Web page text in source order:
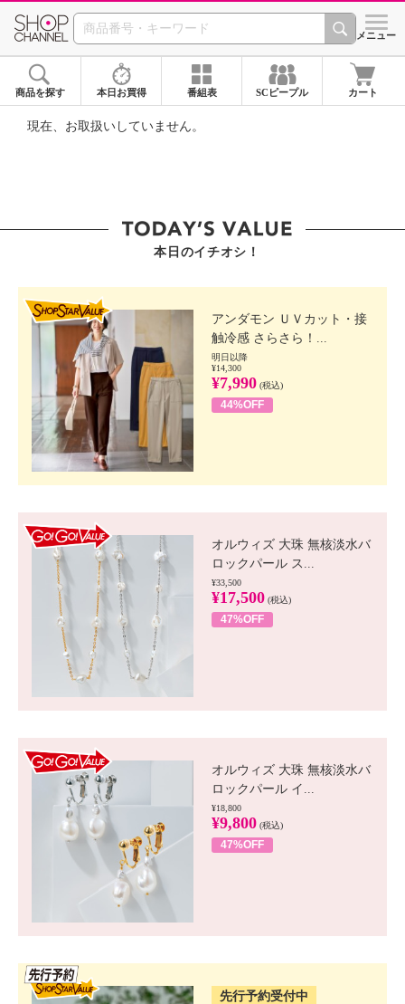
SHOP CHANNEL ショッ
メニュー
商品を探す 本日お買得 番組表 SCピープル カート
現在、お取扱いしていません。
本日のイチオシ！
アンダモン ＵＶカット・接
触冷感 さらさら！...
明日以降
¥14,300
¥7,990 (税込)
44%OFF
オルウィズ 大珠 無核淡水バ
ロックパール ス...
¥33,500
¥17,500 (税込)
47%OFF
オルウィズ 大珠 無核淡水バ
ロックパール イ...
¥18,800
¥9,800 (税込)
47%OFF
先行予約受付中